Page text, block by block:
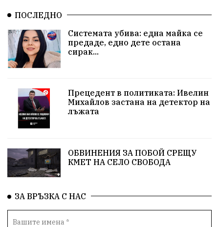
Институт по памука агресия училище
образование
обществени поръчки Исторически парк
протест Бойко Борисов
служители в униформи Пейо Яворов
Родолюбци за България
изборен кодекс Стефан Стефанов
ВЕИ КСТ "Меджик Степ"
ПОСЛЕДНО
Системата убива: една майка се
предаде, едно дете остана
сирак...
Прецедент в политиката: Ивелин
Михайлов застана на детектор на
лъжата
ОБВИНЕНИЯ ЗА ПОБОЙ СРЕЩУ
КМЕТ НА СЕЛО СВОБОДА
ЗА ВРЪЗКА С НАС